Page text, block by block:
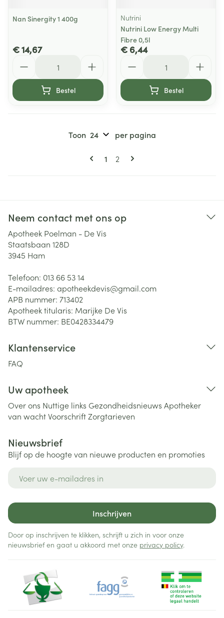
Nan Sinergity 1 400g
€ 14,67
Bestel
Nutrini
Nutrini Low Energy Multi
Fibre 0,5l
€ 6,44
Bestel
Pagina's
U lees momenteel pagina
1 Pagina
2
Toon per pagina
Neem contact met ons op
Apotheek Poelman - De Vis
Staatsbaan 128D
3945 Ham
Telefoon: 013 66 53 14
E-mailadres: apotheekdevis@gmail.com
APB nummer: 713402
Apotheek titularis: Marijke De Vis
BTW nummer: BE0428334479
Klantenservice
FAQ
Uw apotheek
Over ons Nuttige links Gezondheidsnieuws Apotheker
van wachtVoorschriftZorgtarieven
Nieuwsbrief
Blijf op de hoogte van nieuwe producten en promoties
Inschrijven
Door op inschrijven te klikken, schrijft u zich in voor onze
nieuwsbrief en gaat u akkoord met onze privacy policy.